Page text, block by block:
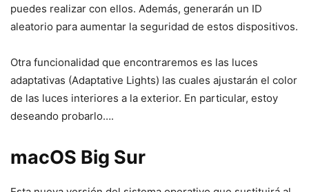
puedes realizar con ellos. Además, generarán un ID
aleatorio para aumentar la seguridad de estos dispositivos.
Otra funcionalidad que encontraremos es las luces
adaptativas (Adaptative Lights) las cuales ajustarán el color
de las luces interiores a la exterior. En particular, estoy
deseando probarlo….
macOS Big Sur